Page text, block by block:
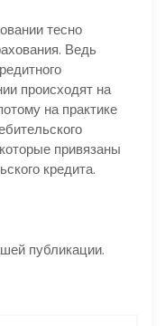
тесно
Ведь
происходят на
на практике
привязаны
кредита.
публикации.